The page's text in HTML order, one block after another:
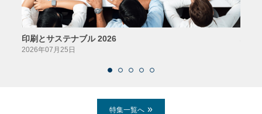
印刷とサステナブル 2026
2026年07月25日
特集一覧へ